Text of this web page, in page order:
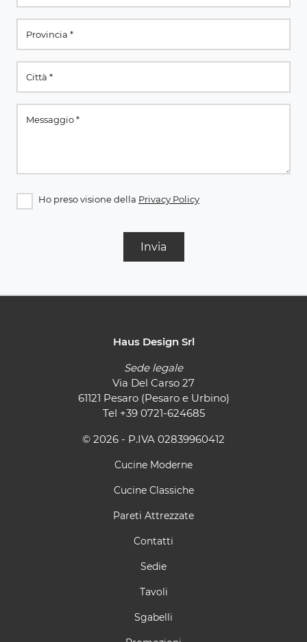
Ho preso visione della Privacy Policy
Invia
Haus Design Srl
Sede legale
Via Del Carso 27
61121 Pesaro (Pesaro e Urbino)
Tel +39 0721-624685
© 2026 - P.IVA 02839960412
Cucine Moderne
Cucine Classiche
Pareti Attrezzate
Contatti
Sedie
Tavoli
Sgabelli